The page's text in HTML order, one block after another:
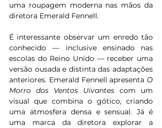
uma roupagem moderna nas mãos da
diretora Emerald Fennell.
É interessante observar um enredo tão
conhecido — inclusive ensinado nas
escolas do Reino Unido — receber uma
versão ousada e distinta das adaptações
anteriores. Emerald Fennell apresenta O
Morro dos Ventos Uivantes com um
visual que combina o gótico, criando
uma atmosfera densa e sensual. Já é
uma marca da diretora explorar a